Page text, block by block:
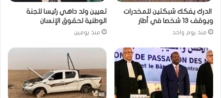
الدرك يفكك شبكتين للمخدرات
ويوقف 13 شخصا في أطار
منذ يوم واحد
تعيين ولد داهي رئيسا للجنة
الوطنية لحقوق الإنسان
منذ يومين